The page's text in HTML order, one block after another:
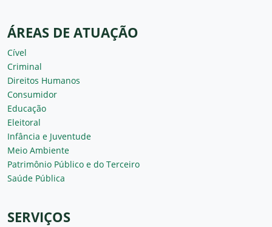
ÁREAS DE ATUAÇÃO
Cível
Criminal
Direitos Humanos
Consumidor
Educação
Eleitoral
Infância e Juventude
Meio Ambiente
Patrimônio Público e do Terceiro
Saúde Pública
SERVIÇOS